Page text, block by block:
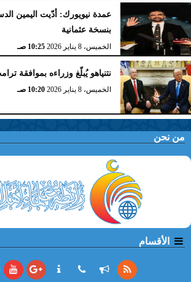
عمدة نيويورك: أدّيت اليمين
بنسخة عثمانية
الخميس، 8 يناير 2026 10:25 صـ
نتنياهو يُبلّغ وزراءه بموافقة
الخميس، 8 يناير 2026 10:20 صـ
من نحن
الأقسام